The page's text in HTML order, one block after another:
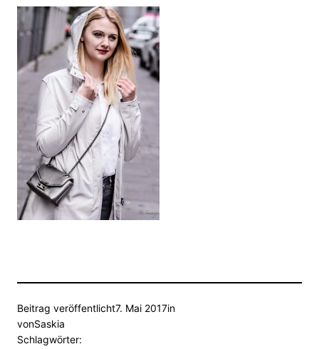
Beitrag veröffentlicht7. Mai 2017in
vonSaskia
Schlagwörter: